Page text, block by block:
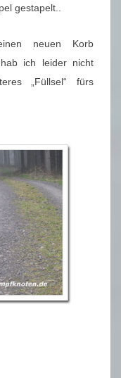
gestapelt..
neuen Korb
ich leider nicht
„Füllsel“ fürs